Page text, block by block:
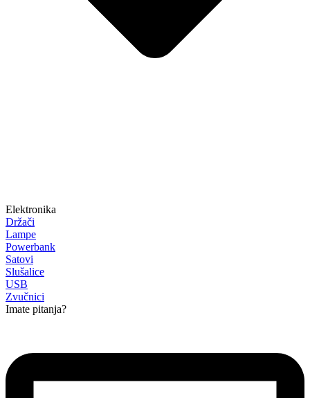
Elektronika
Držači
Lampe
Powerbank
Satovi
Slušalice
USB
Zvučnici
Imate pitanja?